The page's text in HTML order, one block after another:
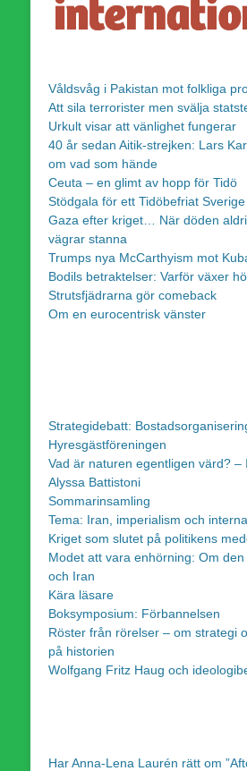
Våldsvåg i Pakistan mot folkliga
Att sila terrorister men svälja
Urkult visar att vänlighet fungerar
40 år sedan Aitik-strejken: Lars
om vad som hände
Ceuta – en glimt av hopp för Tidö
Stödgala för ett Tidöbefriat Sverige
Gaza efter kriget… När döden
vägrar stanna
Trumps nya McCarthyism mot
Bodils betraktelser: Varför växer
Strutsfjädrarna gör comeback
Om en eurocentrisk vänster
Strategidebatt:
Hyresgästföreningen
Vad är naturen egentligen värd? –
Alyssa Battistoni
Sommarinsamling
Tema: Iran, imperialism och
Kriget som slutet på politikens
Modet att vara enhörning: Om
och Iran
Kära läsare
Boksymposium: Förbannelsen
Röster från rörelser – om strategi
på historien
Wolfgang Fritz Haug och
Har Anna-Lena Laurén rätt om